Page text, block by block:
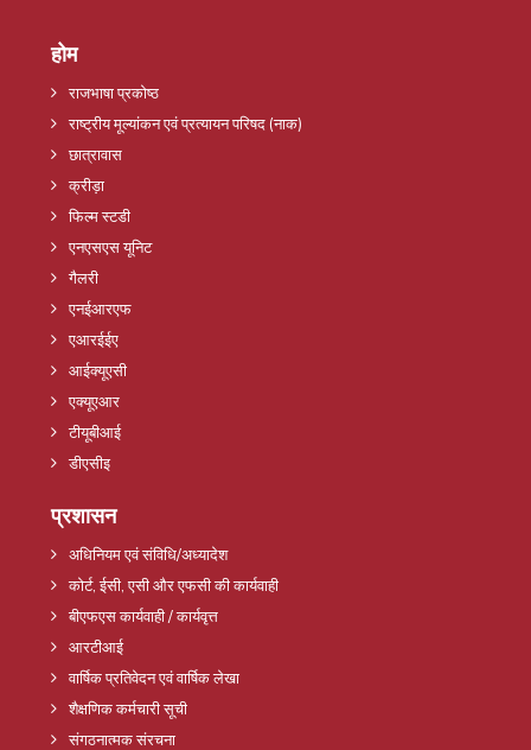
होम
राजभाषा प्रकोष्ठ
राष्ट्रीय मूल्यांकन एवं प्रत्यायन परिषद (नाक)
छात्रावास
क्रीड़ा
फिल्म स्टडी
एनएसएस यूनिट
गैलरी
एनईआरएफ
एआरईईए
आईक्यूएसी
एक्यूएआर
टीयूबीआई
डीएसीइ
प्रशासन
अधिनियम एवं संविधि/अध्यादेश
कोर्ट, ईसी, एसी और एफसी की कार्यवाही
बीएफएस कार्यवाही / कार्यवृत्त
आरटीआई
वार्षिक प्रतिवेदन एवं वार्षिक लेखा
शैक्षणिक कर्मचारी सूची
संगठनात्मक संरचना